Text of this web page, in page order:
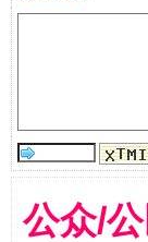
国家大
公众/